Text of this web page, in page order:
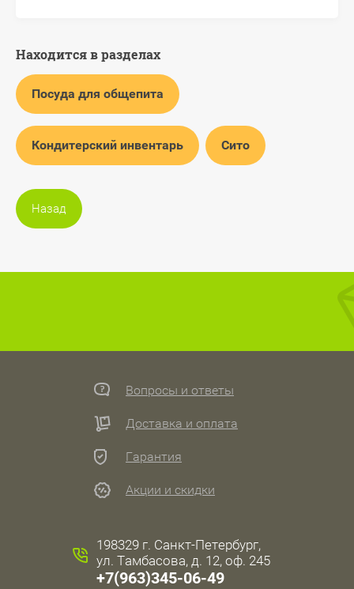
Находится в разделах
Посуда для общепита
Кондитерский инвентарь Сито
Назад
Вопросы и ответы
Доставка и оплата
Гарантия
Акции и скидки
198329 г. Санкт-Петербург,
ул. Тамбасова, д. 12, оф. 245
+7(963)345-06-49